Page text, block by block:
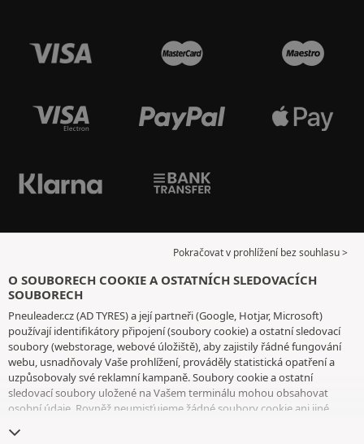
Pokračovat v prohlížení bez souhlasu >
O SOUBORECH COOKIE A OSTATNÍCH SLEDOVACÍCH
SOUBORECH
Pneuleader.cz (AD TYRES) a její partneři (Google, Hotjar, Microsoft)
používají identifikátory připojení (soubory cookie) a ostatní sledovací
soubory (webstorage, webové úložiště), aby zajistily řádné fungování
webu, usnadňovaly Vaše prohlížení, prováděly statistická opatření a
uzpůsobovaly své reklamní kampaně. Soubory cookie a ostatní
sledovací soubory uložené na Vašem terminálu mohou obsahovat
osobní údaje. Rovněž neumisťujeme žádné soubory cookie ani jiné
vyjma těch, které jsou nezbytné pro fungování webu. Vaši volbu